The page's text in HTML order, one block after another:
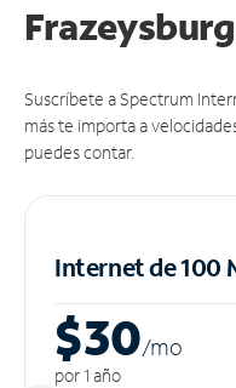
Suscríbete a Spectrum
más te importa a
puedes contar.
Internet de 100
$30/mo
por 1 año